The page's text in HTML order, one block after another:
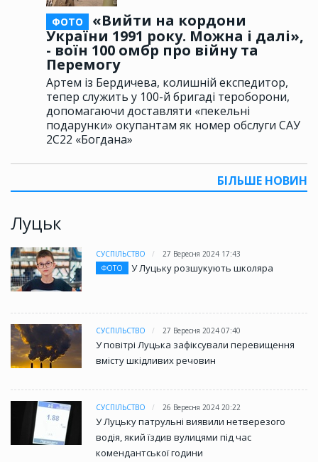
ФОТО
«Вийти на кордони
України 1991 року. Можна і далі»,
- воїн 100 омбр про війну та
Перемогу
Артем із Бердичева, колишній експедитор,
тепер служить у 100-й бригаді тероборони,
допомагаючи доставляти «пекельні
подарунки» окупантам як номер обслуги САУ
2С22 «Богдана»
БІЛЬШЕ НОВИН
Луцьк
СУСПІЛЬСТВО
27 Вересня 2024 17:43
ФОТО
У Луцьку розшукують школяра
СУСПІЛЬСТВО 27 Вересня 2024 07:40
У повітрі Луцька зафіксували перевищення
вмісту шкідливих речовин
СУСПІЛЬСТВО 26 Вересня 2024 20:22
У Луцьку патрульні виявили нетверезого
водія, який їздив вулицями під час
комендантської години